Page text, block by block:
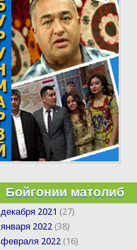
Бойгонии матолиб
декабря 2021 (27)
января 2022 (38)
февраля 2022 (16)